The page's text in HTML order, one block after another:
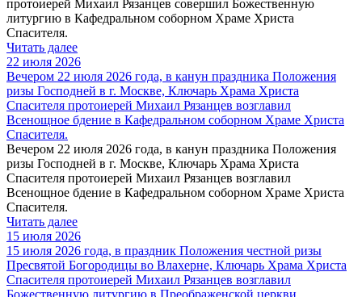
протоиерей Михаил Рязанцев совершил Божественную
литургию в Кафедральном cоборном Храме Христа
Спасителя.
Читать далее
22 июля 2026
Вечером 22 июля 2026 года, в канун праздника Положения
ризы Господней в г. Москве, Ключарь Храма Христа
Спасителя протоиерей Михаил Рязанцев возглавил
Всенощное бдение в Кафедральном соборном Храме Христа
Спасителя.
Вечером 22 июля 2026 года, в канун праздника Положения
ризы Господней в г. Москве, Ключарь Храма Христа
Спасителя протоиерей Михаил Рязанцев возглавил
Всенощное бдение в Кафедральном соборном Храме Христа
Спасителя.
Читать далее
15 июля 2026
15 июля 2026 года, в праздник Положения честной ризы
Пресвятой Богородицы во Влахерне, Ключарь Храма Христа
Спасителя протоиерей Михаил Рязанцев возглавил
Божественную литургию в Преображенской церкви